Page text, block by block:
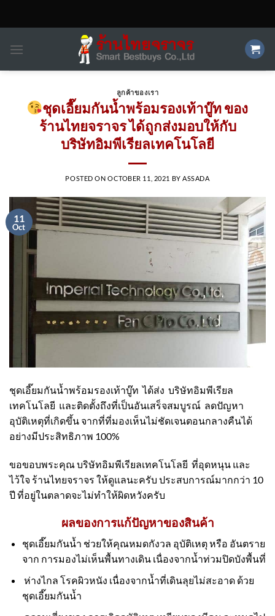
ลูกค้าของเรา
ชุดเอี๊ยมกันน้ำพร้อมรองเท้าบู๊ท ของ
ร้านไทยจราจร ได้ถูกส่งมอบให้กับ
บริษัทอิมพีเรียลเทคโนโลยี
POSTED ON OCTOBER 11, 2021 BY ASSADA
11
Oct
ชุดเอี๊ยมกันน้ำพร้อมรองเท้าบู๊ท ได้ส่ง บริษัทอิมพีเรียล
เทคโนโลยี และติดตั้งถึงที่เป็นอันเสร็จสมบูรณ์ ลดปัญหา
อุบัติเหตุที่เกิดขึ้น จากที่ที่มองเห็นไม่ชัดเจนตอนกลางคืนได้
อย่างมีประสิทธิภาพ 100%
ขอขอบพระคุณ บริษัทอิมพีเรียลเทคโนโลยี ที่อุดหนุน และ
ไว้ใจ ร้านไทยจราจร ให้ดูแลนะครับ ประสบการณ์มากกว่า 10
ปี ที่อยู่ในตลาดจะไม่ทำให้ผิดหวังครับ
ผลของการแก้ปัญหาของสินค้า
ชุดเอี๊ยมกันน้ำ ช่วยให้คุณหมดกังวล อุบัติเหตุ หรือ อันตราย
จาก การมองไม่เห็นพื้นทางเดิน เนื่องจากน้ำท่วมปิดบังพื้นที่
ห่างไกล โรคผิวหนัง เนื่องจากน้ำที่เดินลุยไม่สะอาด ด้วย
ชุดเอี๊ยมกันน้ำ